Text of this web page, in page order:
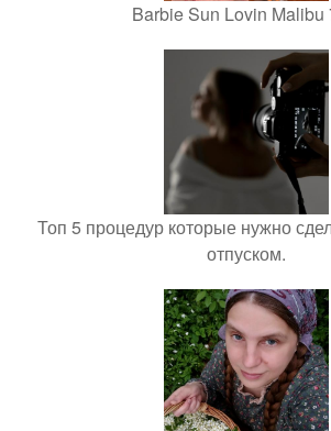
Barbie Sun Lovin Malibu
Топ 5 процедур которые нужно
отпуском.